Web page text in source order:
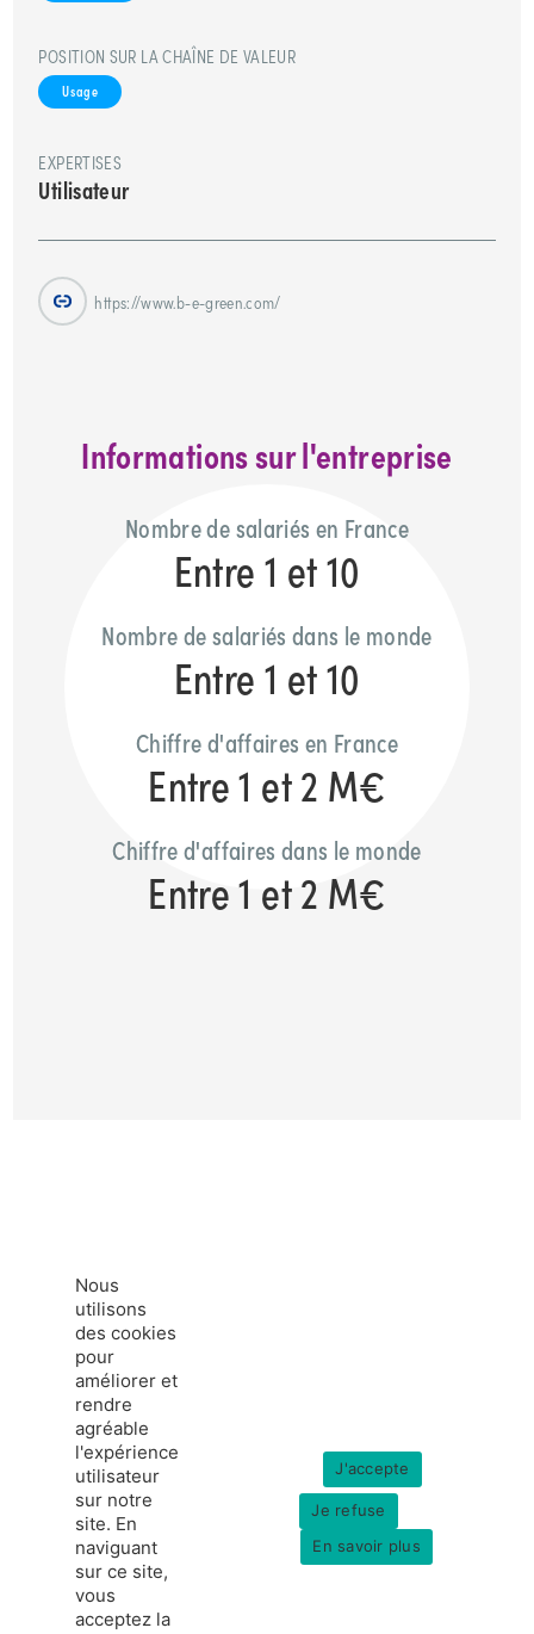
POSITION SUR LA CHAÎNE DE VALEUR
Usage
EXPERTISES
Utilisateur
https://www.b-e-green.com/
Informations sur l'entreprise
Nombre de salariés en France
Entre 1 et 10
Nombre de salariés dans le monde
Entre 1 et 10
Chiffre d'affaires en France
Entre 1 et 2 M€
Chiffre d'affaires dans le monde
Entre 1 et 2 M€
Nous
utilisons
des cookies
pour
améliorer et
rendre
agréable
l'expérience
utilisateur
sur notre
site. En
naviguant
sur ce site,
vous
acceptez la
J'accepte
Je refuse
En savoir plus